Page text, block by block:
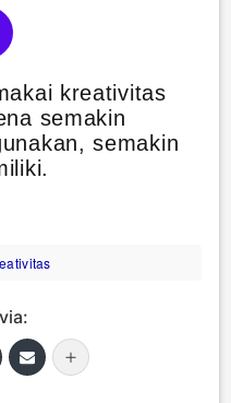
kreativitas
semakin
semakin